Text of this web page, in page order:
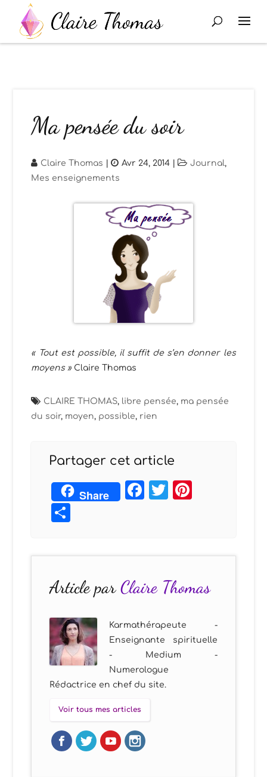
Ma pensée du soir
Claire Thomas | Avr 24, 2014 | Journal,
Mes enseignements
« Tout est possible, il suffit de s’en donner les
moyens » Claire Thomas
CLAIRE THOMAS, libre pensée, ma pensée
du soir, moyen, possible, rien
Partager cet article
Share Facebook
Twitter
Article parClaire Thomas
Karmathérapeute -
Enseignante spirituelle
- Medium -
Numerologue
Rédactrice en chef du site.
Voir tous mes articles